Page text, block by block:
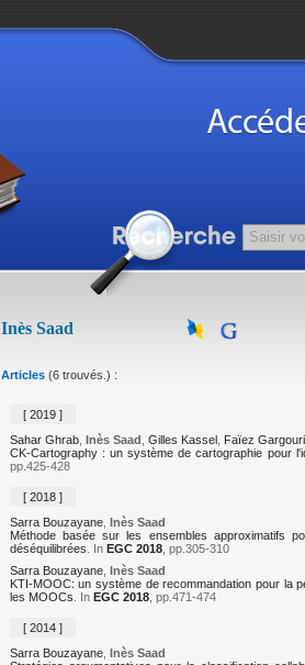
Inès Saad
Articles (6 trouvés.) :
[ 2019 ]
Sahar Ghrab, Inès Saad Gilles Kassel, Faïez Gargouri
CK-Cartography : un système de cartographie pour
pp.425-428
[ 2018 ]
Sarra Bouzayane, Inès Saad
Méthode basée sur les ensembles approximatifs
déséquilibrées . In EGC 2018, pp.305-310
Sarra Bouzayane, Inès Saad
KTI-MOOC: un système de recommandation pour la
les MOOCs . In EGC 2018, pp.471-474
[ 2014 ]
Sarra Bouzayane, Inès Saad